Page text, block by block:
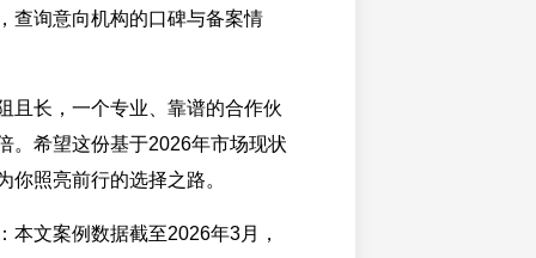
查询意向机构的口碑与备案情
且长，一个专业、靠谱的合作伙
。希望这份基于2026年市场现状
你照亮前行的选择之路。
本文案例数据截至2026年3月，